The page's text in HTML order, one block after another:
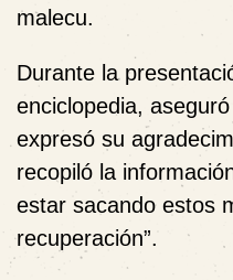
malecu.
Durante la
enciclopedia,
expresó su
recopiló la
estar sacando estos
recuperación”.